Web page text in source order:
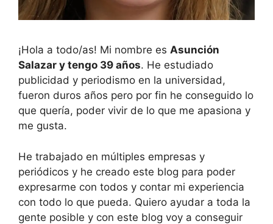
¡Hola a todo/as! Mi nombre es Asunción
Salazar y tengo 39 años. He estudiado
publicidad y periodismo en la universidad,
fueron duros años pero por fin he conseguido lo
que quería, poder vivir de lo que me apasiona y
me gusta.
He trabajado en múltiples empresas y
periódicos y he creado este blog para poder
expresarme con todos y contar mi experiencia
con todo lo que pueda. Quiero ayudar a toda la
gente posible y con este blog voy a conseguir